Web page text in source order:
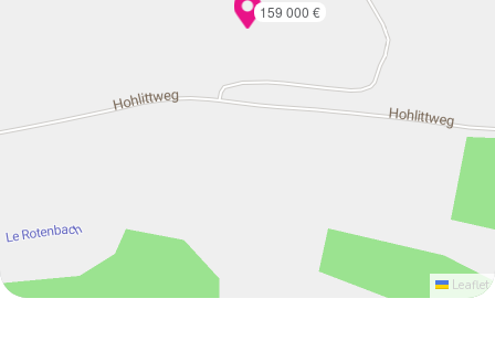
159 000 €
Leaflet